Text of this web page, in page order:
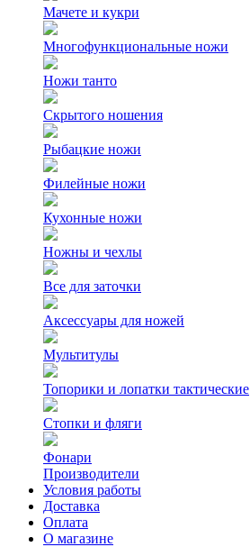
Мачете и кукри
Многофункциональные ножи
Ножи танто
Скрытого ношения
Рыбацкие ножи
Филейные ножи
Кухонные ножи
Ножны и чехлы
Все для заточки
Аксессуары для ножей
Мультитулы
Топорики и лопатки тактические
Стопки и фляги
Фонари
Производители
Условия работы
Доставка
Оплата
О магазине